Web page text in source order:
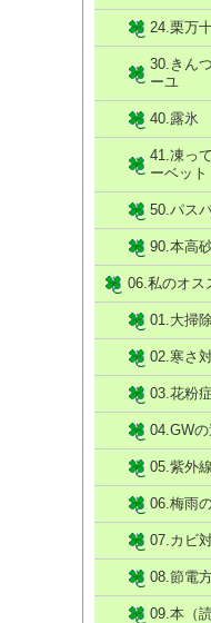
24.栗万
30.きん
ーユ
40.露氷
41.凍っ
ーベット
50.パス
90.本高
06.私のオス
01.大掃
02.寒さ
03.花粉
04.GW
05.紫外
06.梅雨
07.カビ
08.節電
09.本（